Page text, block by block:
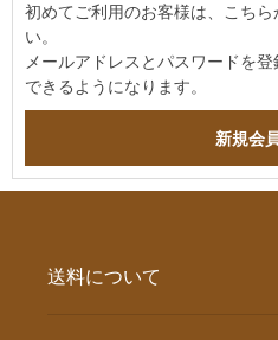
初めてご利用のお客様は、こち
い。
メールアドレスとパスワードを
できるようになります。
送料について